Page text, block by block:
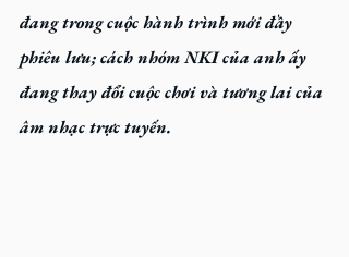
đang trong cuộc hành trình mới đầy
phiêu lưu; cách nhóm NKI của anh ấy
đang thay đổi cuộc chơi và tương lai của
âm nhạc trực tuyến.